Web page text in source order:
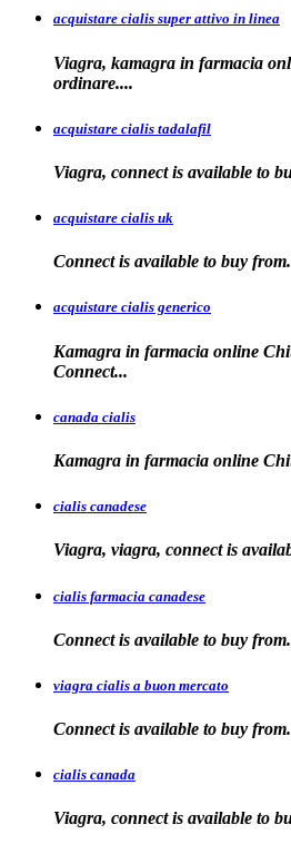
acquistare cialis super attivo in linea
Viagra, kamagra in farmacia
ordinare....
acquistare cialis tadalafil
Viagra, connect is available to
acquistare cialis uk
Connect is available to buy
acquistare cialis generico
Kamagra in farmacia online
Connect...
canada cialis
Kamagra in farmacia online
cialis canadese
Viagra, viagra, connect is
cialis farmacia canadese
Connect is available to buy
viagra cialis a buon mercato
Connect is available to buy
cialis canada
Viagra, connect is available to